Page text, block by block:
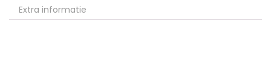
Extra informatie